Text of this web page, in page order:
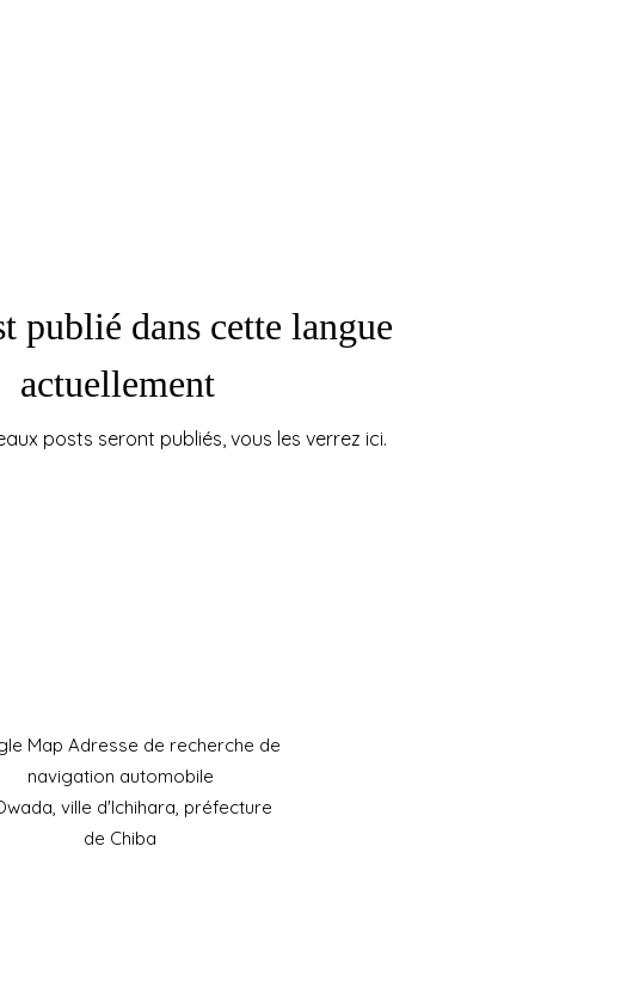
publié dans cette langue
actuellement
posts seront publiés, vous les verrez ici.
Map Adresse de recherche de
navigation automobile
ville d'Ichihara, préfecture
de Chiba